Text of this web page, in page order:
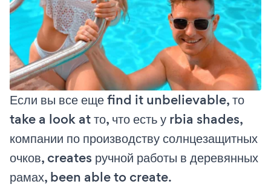
Если вы все еще find it unbelievable, то
take a look at то, что есть у rbia shades,
компании по производству солнцезащитных
очков, creates ручной работы в деревянных
рамах, been able to create.